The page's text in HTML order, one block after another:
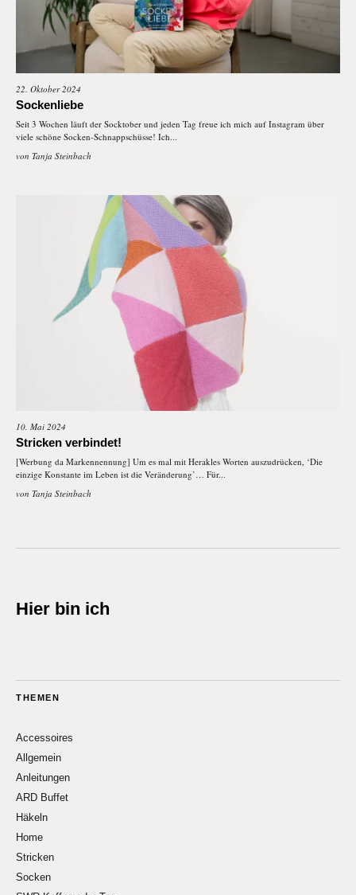
22. Oktober 2024
Sockenliebe
Seit 3 Wochen läuft der Socktober und jeden Tag freue ich mich auf Instagram über
viele schöne Socken-Schnappschüsse! Ich...
von Tanja Steinbach
10. Mai 2024
Stricken verbindet!
[Werbung da Markennennung] Um es mal mit Herakles Worten auszudrücken, ‘Die
einzige Konstante im Leben ist die Veränderung’… Für...
von Tanja Steinbach
Hier bin ich
THEMEN
Accessoires
Allgemein
Anleitungen
ARD Buffet
Häkeln
Home
Stricken
Socken